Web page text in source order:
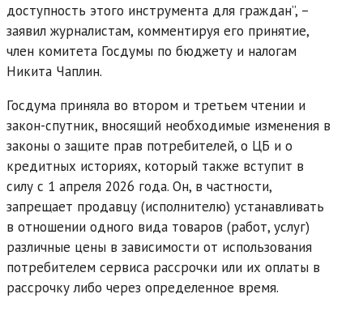
доступность этого инструмента для граждан”, –
заявил журналистам, комментируя его принятие,
член комитета Госдумы по бюджету и налогам
Никита Чаплин.
Госдума приняла во втором и третьем чтении и
закон-спутник, вносящий необходимые изменения в
законы о защите прав потребителей, о ЦБ и о
кредитных историях, который также вступит в
силу с 1 апреля 2026 года. Он, в частности,
запрещает продавцу (исполнителю) устанавливать
в отношении одного вида товаров (работ, услуг)
различные цены в зависимости от использования
потребителем сервиса рассрочки или их оплаты в
рассрочку либо через определенное время.